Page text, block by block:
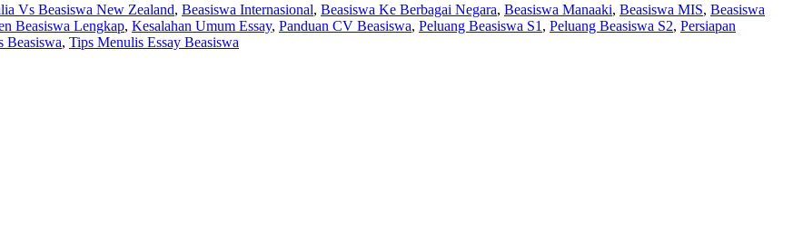
Vs Beasiswa New Zealand, Beasiswa Internasional, Beasiswa Ke Berbagai Negara, Beasiswa Manaaki, Beasiswa MIS, Beasiswa
Beasiswa Lengkap, Kesalahan Umum Essay, Panduan CV Beasiswa, Peluang Beasiswa S1 , Peluang Beasiswa S2, Persiapan
Beasiswa, Tips Menulis Essay Beasiswa